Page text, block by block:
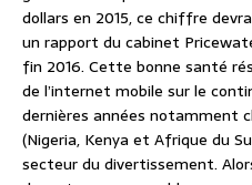
dollars en 2015, ce chiffre
un rapport du cabinet
fin 2016. Cette bonne santé
de l’internet mobile sur le
dernières années notamment
(Nigeria, Kenya et Afrique du
secteur du divertissement.